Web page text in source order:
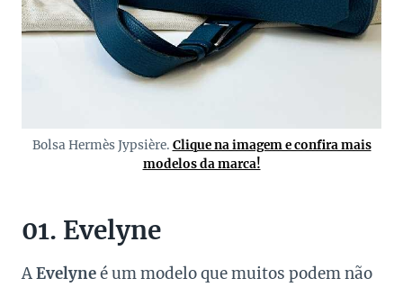
Bolsa Hermès Jypsière. Clique na imagem e confira mais
modelos da marca!
01. Evelyne
AEvelyneé um modelo que muitos podem não